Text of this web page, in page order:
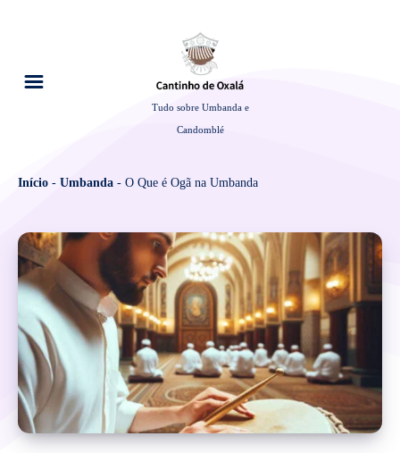
Tudo sobre Umbanda e
Candomblé
Início - Umbanda - O Que é Ogã na Umbanda